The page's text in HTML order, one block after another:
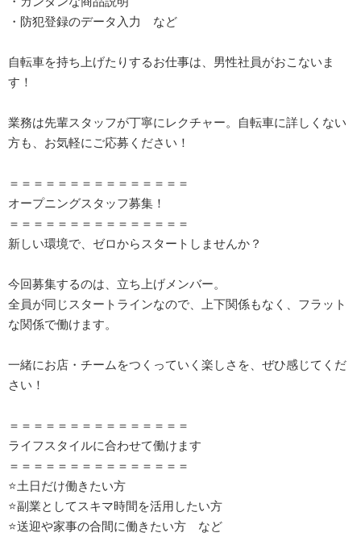
・防犯登録のデータ入力 など
自転車を持ち上げたりするお仕事は、男性社員がおこないま
す！
業務は先輩スタッフが丁寧にレクチャー。自転車に詳しくない
方も、お気軽にご応募ください！
＝＝＝＝＝＝＝＝＝＝＝＝＝＝＝
オープニングスタッフ募集！
＝＝＝＝＝＝＝＝＝＝＝＝＝＝＝
新しい環境で、ゼロからスタートしませんか？
今回募集するのは、立ち上げメンバー。
全員が同じスタートラインなので、上下関係もなく、フラット
な関係で働けます。
一緒にお店・チームをつくっていく楽しさを、ぜひ感じてくだ
さい！
＝＝＝＝＝＝＝＝＝＝＝＝＝＝＝
ライフスタイルに合わせて働けます
＝＝＝＝＝＝＝＝＝＝＝＝＝＝＝
⭐土日だけ働きたい方
⭐副業としてスキマ時間を活用したい方
⭐送迎や家事の合間に働きたい方 など